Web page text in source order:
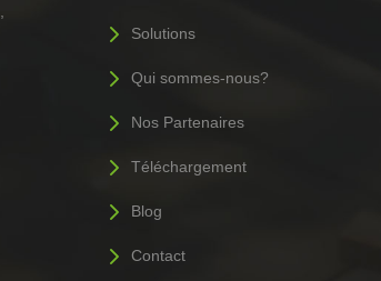
5 Solutions
5 Qui sommes-nous?
5 Nos Partenaires
5 Téléchargement
5 Blog
5 Contact